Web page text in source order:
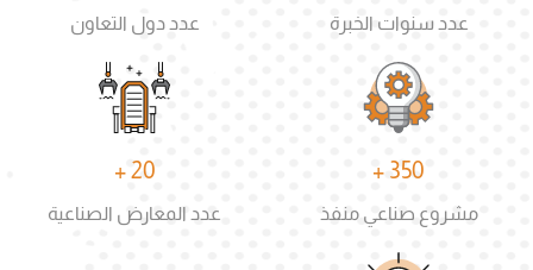
عدد سنوات الخبرة عدد دول التعاون
350 +
مشروع صناعي منفذ
20 +
عدد المعارض الصناعية